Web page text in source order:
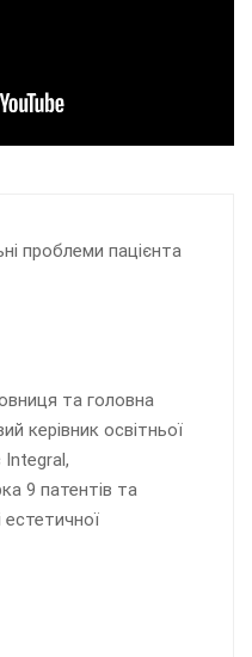
проблеми пацієнта
та головна
керівник освітньої
9 патентів та